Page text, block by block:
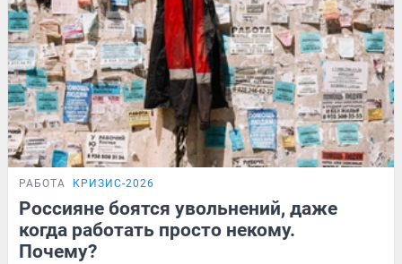
РАБОТА КРИЗИС-2026
Россияне боятся увольнений, даже
когда работать просто некому.
Почему?